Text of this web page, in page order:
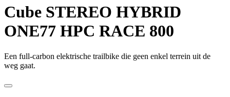
Cube STEREO HYBRID
ONE77 HPC RACE 800
Een full-carbon elektrische trailbike die geen enkel terrein uit de
weg gaat.